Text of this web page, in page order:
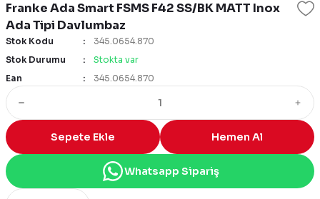
Franke Ada Smart FSMS F42 SS/BK MATT Inox
Ada Tipi Davlumbaz
Stok Kodu
345.0654.870
Stok Durumu
Stokta var
Ean
345.0654.870
Sepete Ekle Hemen Al
Whatsapp Sipariş